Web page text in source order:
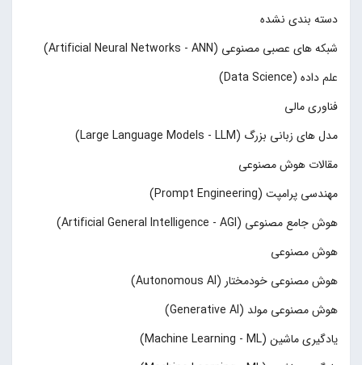
دسته بندی نشده
شبکه های عصبی مصنوعی (Artificial Neural Networks - ANN)
علم داده (Data Science)
فناوری مالی
مدل های زبانی بزرگ (Large Language Models - LLM)
مقالات هوش مصنوعی
مهندسی پرامپت (Prompt Engineering)
هوش جامع مصنوعی (Artificial General Intelligence - AGI)
هوش مصنوعی
هوش مصنوعی خودمختار (Autonomous AI)
هوش مصنوعی مولد (Generative AI)
یادگیری ماشین (Machine Learning - ML)